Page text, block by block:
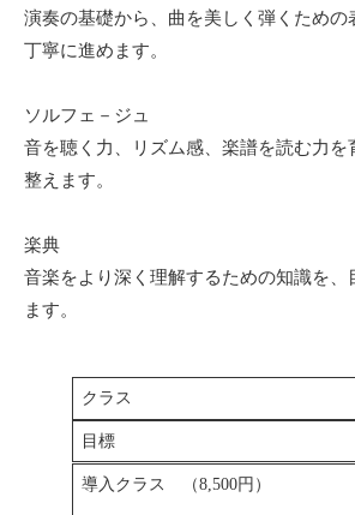
演奏の基礎から、曲を美しく弾くための
丁寧に進めます。
ソルフェ－ジュ
音を聴く力、リズム感、楽譜を読む力を
整えます。
楽典
音楽をより深く理解するための知識を、
ます。
クラス
目標
導入クラス （8,500円）